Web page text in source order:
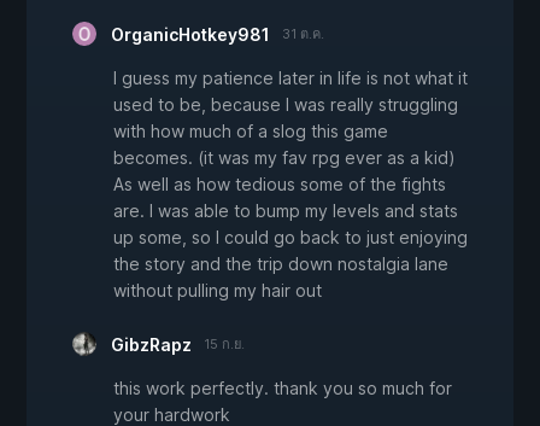
OrganicHotkey981 31 ต.ค.
I guess my patience later in life is not what it
used to be, because I was really struggling
with how much of a slog this game
becomes. (it was my fav rpg ever as a kid)
As well as how tedious some of the fights
are. I was able to bump my levels and stats
up some, so I could go back to just enjoying
the story and the trip down nostalgia lane
without pulling my hair out
GibzRapz 15 ก.ย.
this work perfectly. thank you so much for
your hardwork